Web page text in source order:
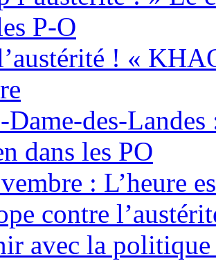
P-O
! «
Dame-des-
dans les PO
: L’heure
contre
avec la politique